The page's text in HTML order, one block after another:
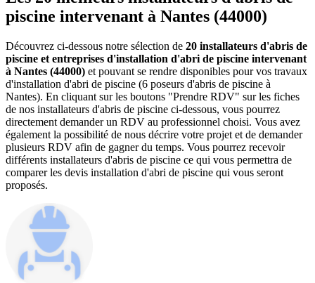
piscine intervenant à Nantes (44000)
Découvrez ci-dessous notre sélection de 20 installateurs d'abris de
piscine et entreprises d'installation d'abri de piscine intervenant
à Nantes (44000) et pouvant se rendre disponibles pour vos travaux
d'installation d'abri de piscine (6 poseurs d'abris de piscine à
Nantes). En cliquant sur les boutons "Prendre RDV" sur les fiches
de nos installateurs d'abris de piscine ci-dessous, vous pourrez
directement demander un RDV au professionnel choisi. Vous avez
également la possibilité de nous décrire votre projet et de demander
plusieurs RDV afin de gagner du temps. Vous pourrez recevoir
différents installateurs d'abris de piscine ce qui vous permettra de
comparer les devis installation d'abri de piscine qui vous seront
proposés.